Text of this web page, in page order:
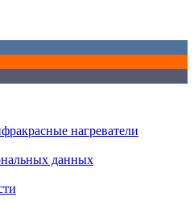
нагреватели
данных